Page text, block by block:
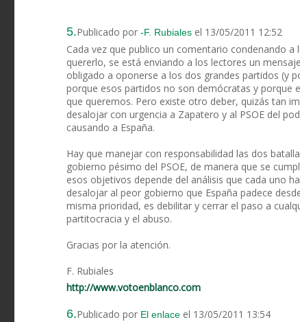
5.Publicado por -F. Rubiales el 13/05/2011 12:52
Cada vez que publico un comentario condenando
quererlo, se está enviando a los lectores un
obligado a oponerse a los dos grandes partidos (y
porque esos partidos no son demócratas y porque
que queremos. Pero existe otro deber, quizás tan
desalojar con urgencia a Zapatero y al PSOE del
causando a España.
Hay que manejar con responsabilidad las dos
gobierno pésimo del PSOE, de manera que se
esos objetivos depende del análisis que cada uno
desalojar al peor gobierno que España padece
misma prioridad, es debilitar y cerrar el paso a
partitocracia y el abuso.
Gracias por la atención.
F. Rubiales
http://www.votoenblanco.com
6.Publicado por El enlace el 13/05/2011 13:54